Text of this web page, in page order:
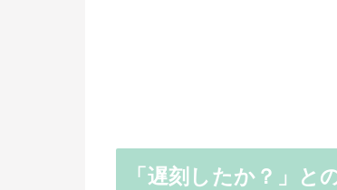
「遅刻したか？」と